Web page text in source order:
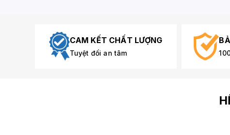
CAM KẾT CHẤT LƯỢNG
Tuyệt đối an tâm